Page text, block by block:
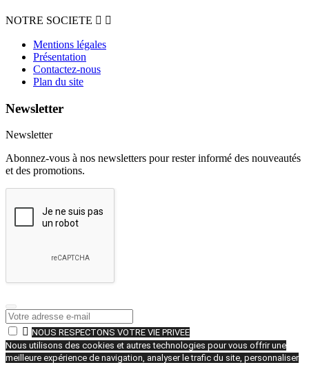
NOTRE SOCIETE  
Mentions légales
Présentation
Contactez-nous
Plan du site
Newsletter
Newsletter
Abonnez-vous à nos newsletters pour rester informé des nouveautés
et des promotions.
 NOUS RESPECTONS VOTRE VIE PRIVEE
Nous utilisons des cookies et autres technologies pour vous offrir une
meilleure expérience de navigation, analyser le trafic du site, personnaliser